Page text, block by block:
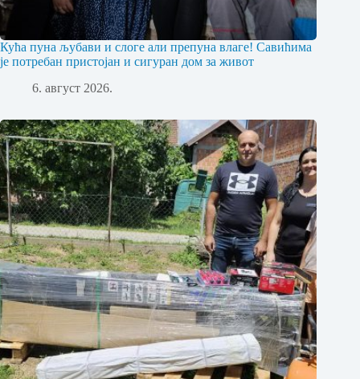
Кућа пуна љубави и слоге али препуна влаге! Савићима
је потребан пристојан и сигуран дом за живот
6. август 2026.